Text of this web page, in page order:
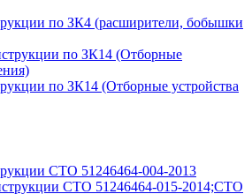
по ЗК4 (расширители, бобышки
по ЗК14 (Отборные устройства
СТО 51246464-004-2013